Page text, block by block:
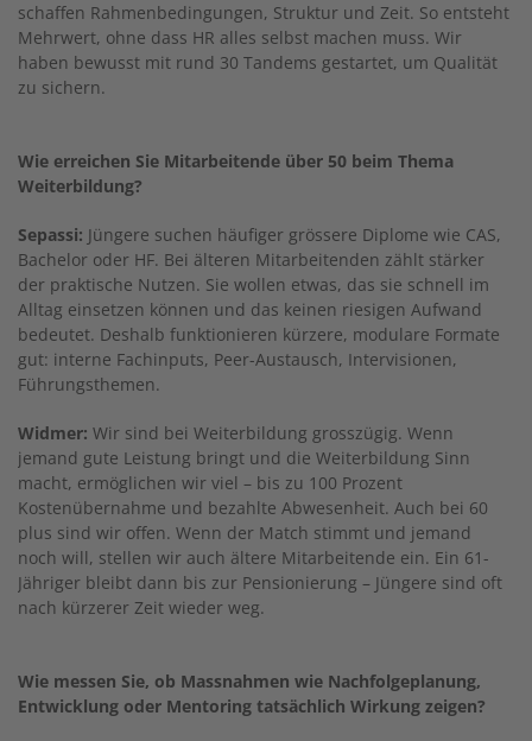
schaffen Rahmenbedingungen, Struktur und Zeit. So entsteht
Mehrwert, ohne dass HR alles selbst machen muss. Wir
haben bewusst mit rund 30 Tandems gestartet, um Qualität
zu sichern.
Wie erreichen Sie Mitarbeitende über 50 beim Thema
Weiterbildung?
Sepassi: Jüngere suchen häufiger grössere Diplome wie CAS,
Bachelor oder HF. Bei älteren Mitarbeitenden zählt stärker
der praktische Nutzen. Sie wollen etwas, das sie schnell im
Alltag einsetzen können und das keinen riesigen Aufwand
bedeutet. Deshalb funktionieren kürzere, modulare Formate
gut: interne Fachinputs, Peer-Austausch, Intervisionen,
Führungsthemen.
Widmer: Wir sind bei Weiterbildung grosszügig. Wenn
jemand gute Leistung bringt und die Weiterbildung Sinn
macht, ermöglichen wir viel – bis zu 100 Prozent
Kostenübernahme und bezahlte Abwesenheit. Auch bei 60
plus sind wir offen. Wenn der Match stimmt und jemand
noch will, stellen wir auch ältere Mitarbeitende ein. Ein 61-
Jähriger bleibt dann bis zur Pensionierung – Jüngere sind oft
nach kürzerer Zeit wieder weg.
Wie messen Sie, ob Massnahmen wie Nachfolgeplanung,
Entwicklung oder Mentoring tatsächlich Wirkung zeigen?